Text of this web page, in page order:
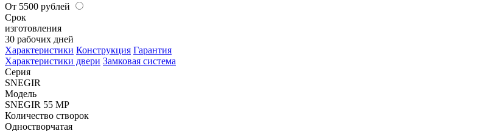
От 5500 рублей
Срок
изготовления
30 рабочих дней
Характеристики Конструкция Гарантия
Характеристики двери Замковая система
Серия
SNEGIR
Модель
SNEGIR 55 MP
Количество створок
Одностворчатая